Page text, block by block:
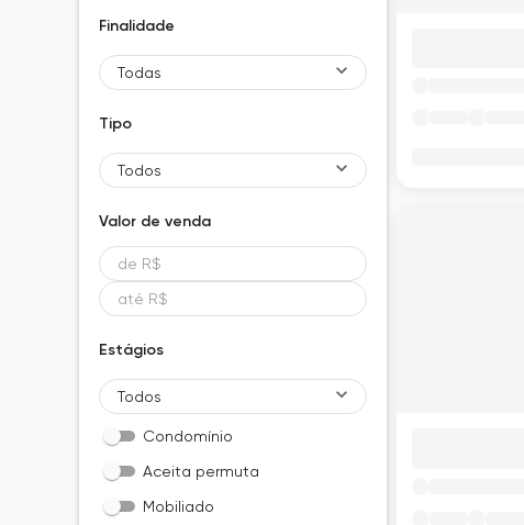
Finalidade
Todas
Tipo
Todos
Valor de venda
Estágios
Todos
Condomínio
Aceita permuta
Mobiliado